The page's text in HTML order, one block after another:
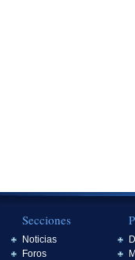
Secciones
Noticias
Foros